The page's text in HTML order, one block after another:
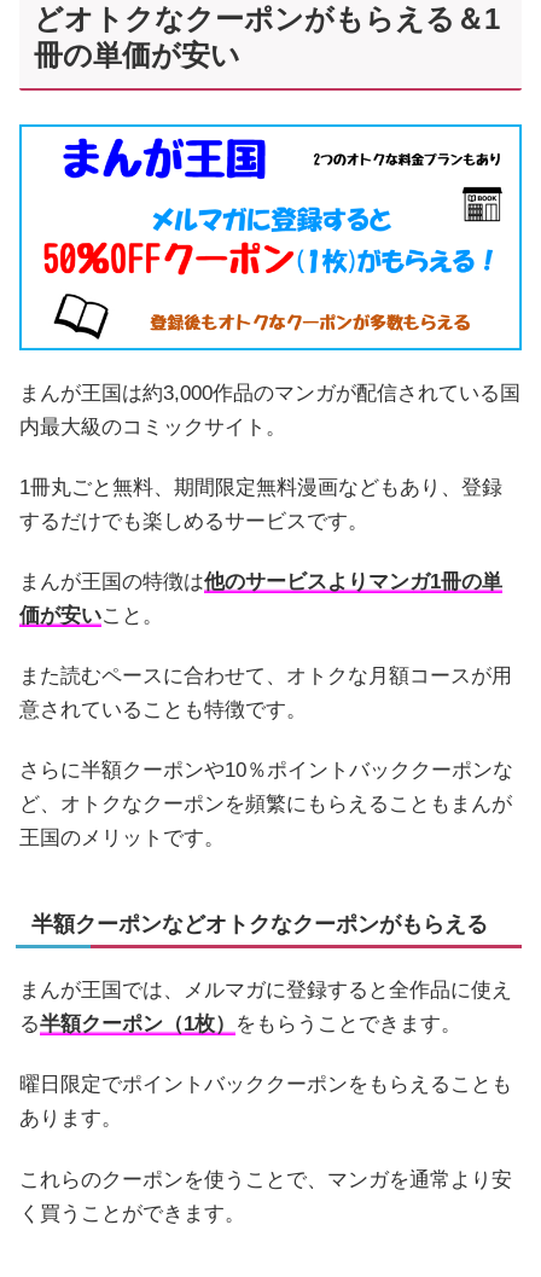
どオトクなクーポンがもらえる＆1
冊の単価が安い
まんが王国は約3,000作品のマンガが配信されている国
内最大級のコミックサイト。
1冊丸ごと無料、期間限定無料漫画などもあり、登録
するだけでも楽しめるサービスです。
まんが王国の特徴は他のサービスよりマンガ1冊の単
価が安いこと。
また読むペースに合わせて、オトクな月額コースが用
意されていることも特徴です。
さらに半額クーポンや10％ポイントバッククーポンな
ど、オトクなクーポンを頻繁にもらえることもまんが
王国のメリットです。
半額クーポンなどオトクなクーポンがもらえる
まんが王国では、メルマガに登録すると全作品に使え
る半額クーポン（1枚） をもらうことできます。
曜日限定でポイントバッククーポンをもらえることも
あります。
これらのクーポンを使うことで、マンガを通常より安
く買うことができます。